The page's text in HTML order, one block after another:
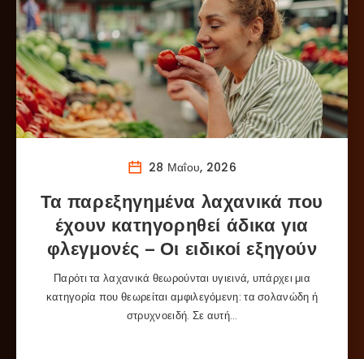
28 Μαΐου, 2026
Τα παρεξηγημένα λαχανικά που
έχουν κατηγορηθεί άδικα για
φλεγμονές – Οι ειδικοί εξηγούν
Παρότι τα λαχανικά θεωρούνται υγιεινά, υπάρχει μια
κατηγορία που θεωρείται αμφιλεγόμενη: τα σολανώδη ή
στρυχνοειδή. Σε αυτή…